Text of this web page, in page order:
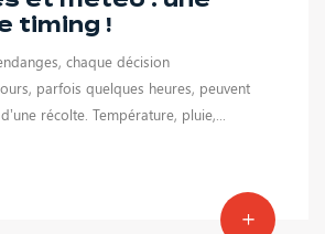
timing !
chaque décision
parfois quelques heures, peuvent
récolte. Température, pluie,...